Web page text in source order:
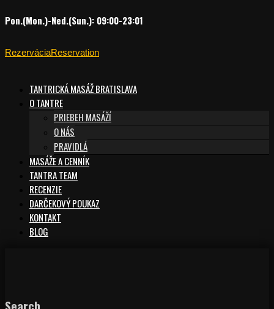
Pon.(Mon.)-Ned.(Sun.): 09:00-23:01
RezerváciaReservation
TANTRICKÁ MASÁŽ BRATISLAVA
O TANTRE
PRIEBEH MASÁŽÍ
O NÁS
PRAVIDLÁ
MASÁŽE A CENNÍK
TANTRA TEAM
RECENZIE
DARČEKOVÝ POUKAZ
KONTAKT
BLOG
Search